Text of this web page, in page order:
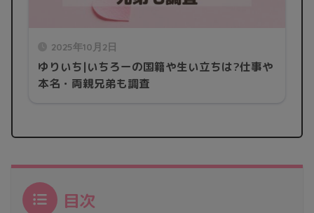
2025年10月2日
ゆりいち|いちろーの国籍や生い立ちは?仕事や
本名・両親兄弟も調査
目次